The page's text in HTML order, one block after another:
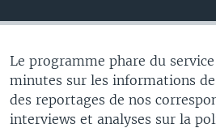
Le programme phare du
minutes sur les informations
des reportages de nos
interviews et analyses sur la